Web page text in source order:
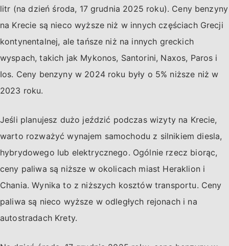
litr (na dzień środa, 17 grudnia 2025 roku). Ceny benzyny
na Krecie są nieco wyższe niż w innych częściach Grecji
kontynentalnej, ale tańsze niż na innych greckich
wyspach, takich jak Mykonos, Santorini, Naxos, Paros i
Ios. Ceny benzyny w 2024 roku były o 5% niższe niż w
2023 roku.
Jeśli planujesz dużo jeździć podczas wizyty na Krecie,
warto rozważyć wynajem samochodu z silnikiem diesla,
hybrydowego lub elektrycznego. Ogólnie rzecz biorąc,
ceny paliwa są niższe w okolicach miast Heraklion i
Chania. Wynika to z niższych kosztów transportu. Ceny
paliwa są nieco wyższe w odległych rejonach i na
autostradach Krety.